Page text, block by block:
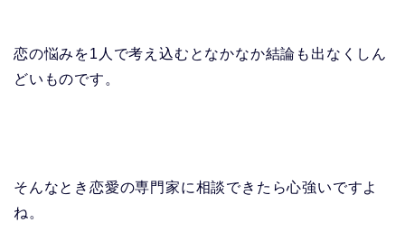
恋の悩みを1人で考え込むとなかなか結論も出なくしん
どいものです。
そんなとき恋愛の専門家に相談できたら心強いですよ
ね。